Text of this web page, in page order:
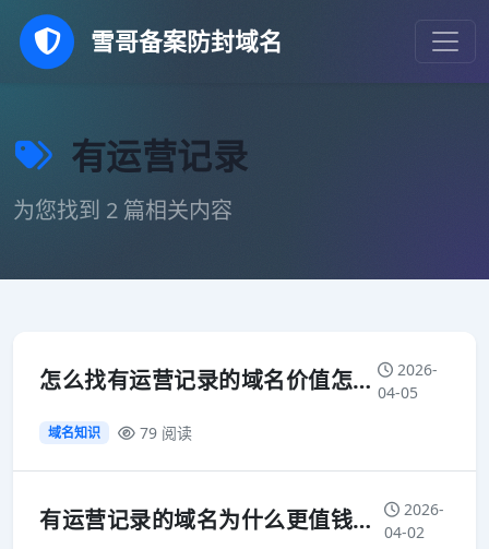
雪哥备案防封域名
有运营记录
为您找到 2 篇相关内容
怎么找有运营记录的域名价值怎么判断 如何购买
2026-
04-05
域名知识 79 阅读
有运营记录的域名为什么更值钱？5 年站长说点大实话
2026-
04-02